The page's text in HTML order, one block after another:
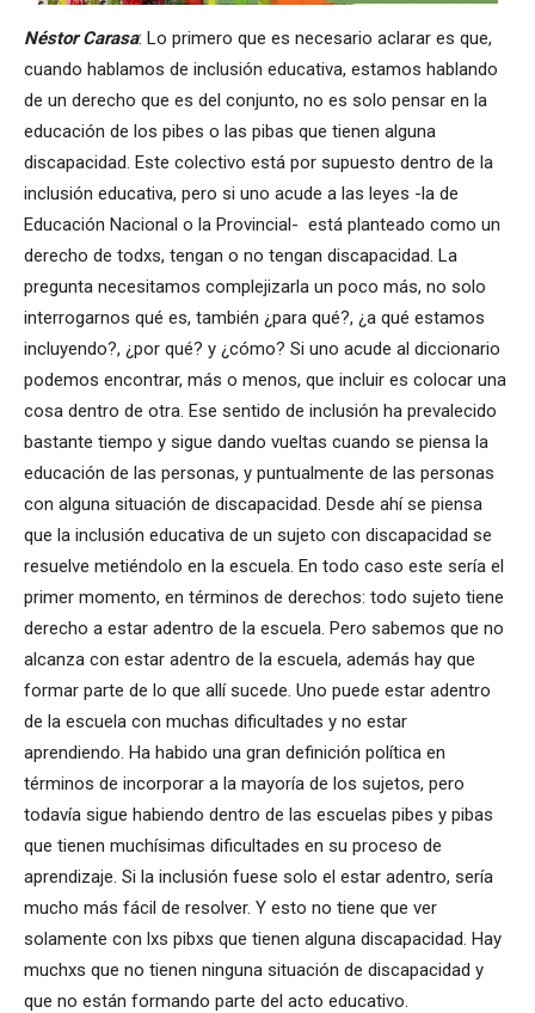
NéstorCarasa: Lo primero que es necesario aclarar es que,
cuando hablamos de inclusión educativa, estamos hablando
de un derecho que es del conjunto, no es solo pensar en la
educación de los pibes o las pibas que tienen alguna
discapacidad. Este colectivo está por supuesto dentro de la
inclusión educativa, pero si uno acude a las leyes -la de
Educación Nacional o la Provincial- está planteado como un
derecho de todxs, tengan o no tengan discapacidad. La
pregunta necesitamos complejizarla un poco más, no solo
interrogarnos qué es, también ¿para qué?, ¿a qué estamos
incluyendo?, ¿por qué? y ¿cómo? Si uno acude al diccionario
podemos encontrar, más o menos, que incluir es colocar una
cosa dentro de otra. Ese sentido de inclusión ha prevalecido
bastante tiempo y sigue dando vueltas cuando se piensa la
educación de las personas, y puntualmente de las personas
con alguna situación de discapacidad. Desde ahí se piensa
que la inclusión educativa de un sujeto con discapacidad se
resuelve metiéndolo en la escuela. En todo caso este sería el
primer momento, en términos de derechos: todo sujeto tiene
derecho a estar adentro de la escuela. Pero sabemos que no
alcanza con estar adentro de la escuela, además hay que
formar parte de lo que allí sucede. Uno puede estar adentro
de la escuela con muchas dificultades y no estar
aprendiendo. Ha habido una gran definición política en
términos de incorporar a la mayoría de los sujetos, pero
todavía sigue habiendo dentro de las escuelas pibes y pibas
que tienen muchísimas dificultades en su proceso de
aprendizaje. Si la inclusión fuese solo el estar adentro, sería
mucho más fácil de resolver. Y esto no tiene que ver
solamente con lxs pibxs que tienen alguna discapacidad. Hay
muchxs que no tienen ninguna situación de discapacidad y
que no están formando parte del acto educativo.